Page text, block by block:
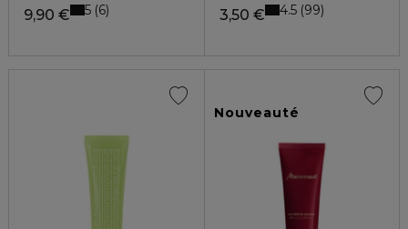
9,90 € 5 6 3,50 € 4.5 99
Nouveauté